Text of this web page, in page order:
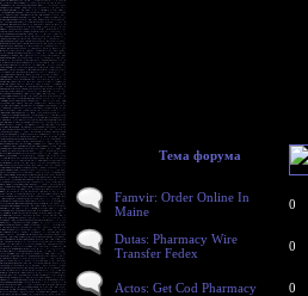
Тема форума
Famvir: Order Online In
Maine
0
Dutas: Pharmacy Wire
Transfer Fedex
0
Actos: Get Cod Pharmacy 0